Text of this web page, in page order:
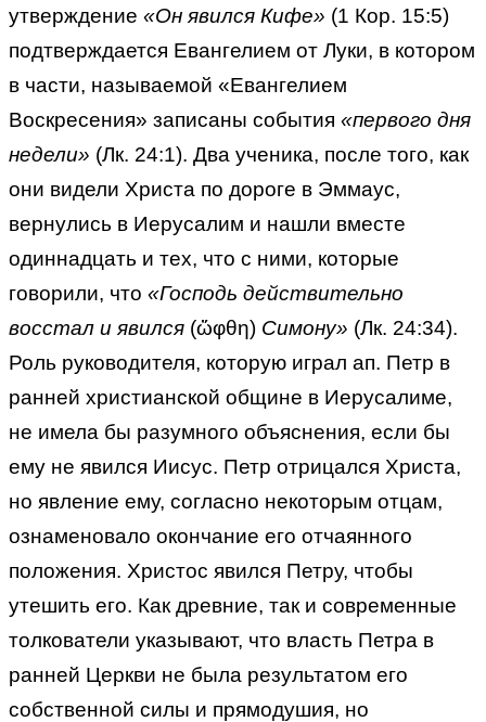
утверждение «Он явился Кифе» (1 Кор. 15:5)
подтверждается Евангелием от Луки, в котором
в части, называемой «Евангелием
Воскресения» записаны события «первого дня
недели» (Лк. 24:1). Два ученика, после того, как
они видели Христа по дороге в Эммаус,
вернулись в Иерусалим и нашли вместе
одиннадцать и тех, что с ними, которые
говорили, что «Господь действительно
восстал и явился (ὤφθη) Симону» (Лк. 24:34).
Роль руководителя, которую играл ап. Петр в
ранней христианской общине в Иерусалиме,
не имела бы разумного объяснения, если бы
ему не явился Иисус. Петр отрицался Христа,
но явление ему, согласно некоторым отцам,
ознаменовало окончание его отчаянного
положения. Христос явился Петру, чтобы
утешить его. Как древние, так и современные
толкователи указывают, что власть Петра в
ранней Церкви не была результатом его
собственной силы и прямодушия, но